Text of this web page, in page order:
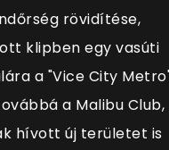
rövidítése,
klipben egy vasúti
a "Vice City
a Malibu Club,
hívott új területet is